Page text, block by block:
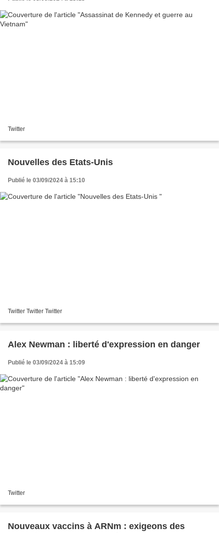
Twitter
Nouvelles des Etats-Unis
Publié le 03/09/2024 à 15:10
Twitter Twitter Twitter
Alex Newman : liberté d'expression en danger
Publié le 03/09/2024 à 15:09
Twitter
Nouveaux vaccins à ARNm : exigeons des